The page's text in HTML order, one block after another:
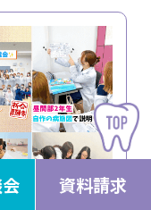
資料請求